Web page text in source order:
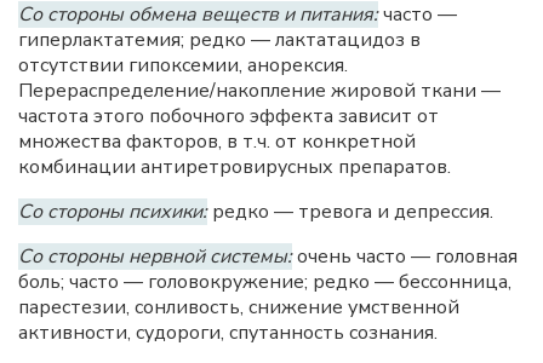
Со стороны обмена веществ и питания:часто —
гиперлактатемия; редко — лактатацидоз в
отсутствии гипоксемии, анорексия.
Перераспределение/накопление жировой ткани —
частота этого побочного эффекта зависит от
множества факторов, в т.ч. от конкретной
комбинации антиретровирусных препаратов.
Со стороны психики:редко — тревога и депрессия.
Со стороны нервной системы:очень часто — головная
боль; часто — головокружение; редко — бессонница,
парестезии, сонливость, снижение умственной
активности, судороги, спутанность сознания.